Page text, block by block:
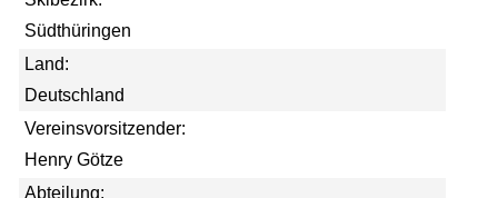
Südthüringen
Land:
Deutschland
Vereinsvorsitzender:
Henry Götze
Abteilung: